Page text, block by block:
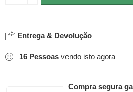
Entrega & Devolução
16 Pessoas vendo isto agora
Compra segura